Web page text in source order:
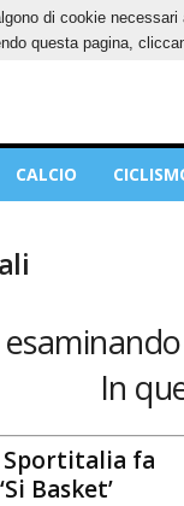
COOKIES
CALCIO
In
Sportitalia fa
Basket’
di cookie
questa pagina,